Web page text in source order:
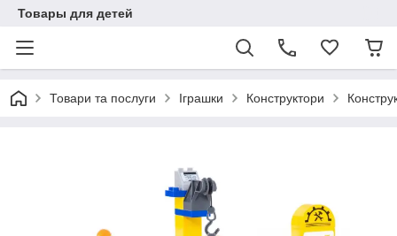
Товары для детей
Товари та послуги Іграшки Конструктори